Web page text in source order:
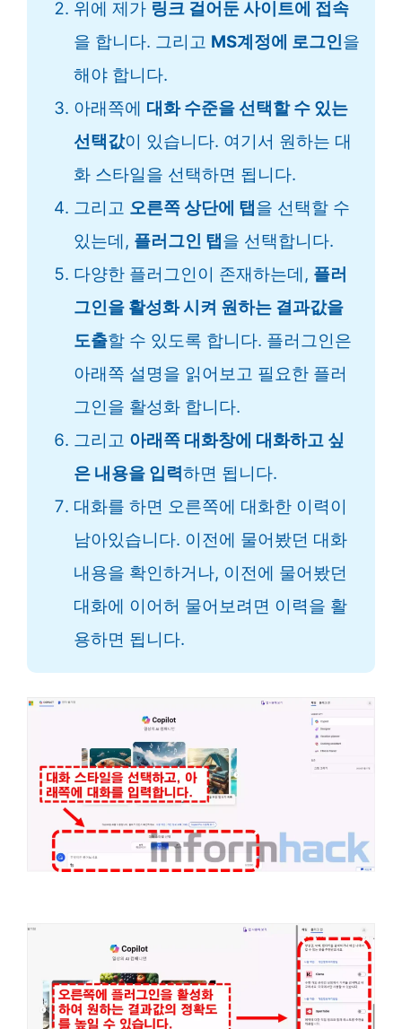
위에 제가 링크 걸어둔 사이트에 접속
을 합니다. 그리고 MS계정에 로그인을
해야 합니다.
아래쪽에 대화 수준을 선택할 수 있는
선택값이 있습니다. 여기서 원하는 대
화 스타일을 선택하면 됩니다.
그리고 오른쪽 상단에 탭 을 선택할 수
있는데, 플러그인 탭 을 선택합니다.
다양한 플러그인이 존재하는데, 플러
그인을 활성화 시켜 원하는 결과값을
도출할 수 있도록 합니다. 플러그인은
아래쪽 설명을 읽어보고 필요한 플러
그인을 활성화 합니다.
그리고 아래쪽 대화창에 대화하고 싶
은 내용을 입력하면 됩니다.
대화를 하면 오른쪽에 대화한 이력이
남아있습니다. 이전에 물어봤던 대화
내용을 확인하거나, 이전에 물어봤던
대화에 이어허 물어보려면 이력을 활
용하면 됩니다.